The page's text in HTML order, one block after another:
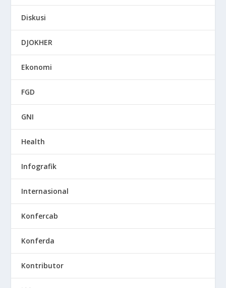
Diskusi
DJOKHER
Ekonomi
FGD
GNI
Health
Infografik
Internasional
Konfercab
Konferda
Kontributor